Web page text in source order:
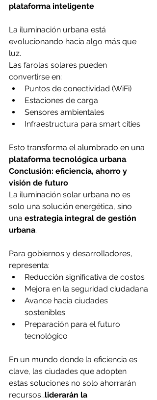
plataforma inteligente
La iluminación urbana está
evolucionando hacia algo más que
luz.
Las farolas solares pueden
convertirse en:
Puntos de conectividad (WiFi)
Estaciones de carga
Sensores ambientales
Infraestructura para smart cities
Esto transforma el alumbrado en una
plataforma tecnológica urbana.
Conclusión: eficiencia, ahorro y
visión de futuro
La iluminación solar urbana no es
solo una solución energética, sino
una estrategia integral de gestión
urbana.
Para gobiernos y desarrolladores,
representa:
Reducción significativa de costos
Mejora en la seguridad ciudadana
Avance hacia ciudades
sostenibles
Preparación para el futuro
tecnológico
En un mundo donde la eficiencia es
clave, las ciudades que adopten
estas soluciones no solo ahorrarán
recursos…liderarán la